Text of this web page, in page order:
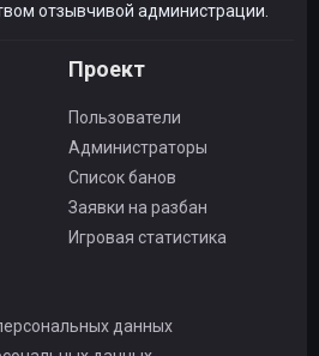
отзывчивой администрации.
Проект
Пользователи
Администраторы
Список банов
Заявки на разбан
Игровая статистика
данных